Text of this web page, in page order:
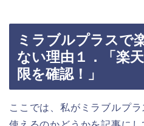
ミラブルプラスで
ない理由１．「楽
限を確認！」
ここでは、私がミラブルプ